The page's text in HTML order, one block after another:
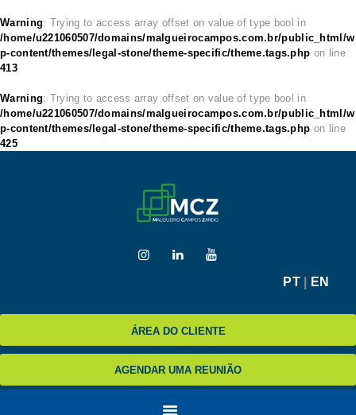
Warning: Trying to access array offset on value of type bool in
/home/u221060507/domains/malgueirocampos.com.br/public_html/w
p-content/themes/legal-stone/theme-specific/theme.tags.php on line
413
Warning: Trying to access array offset on value of type bool in
/home/u221060507/domains/malgueirocampos.com.br/public_html/w
p-content/themes/legal-stone/theme-specific/theme.tags.php on line
425
PT| EN
ÁREA DO CLIENTE
AGENDAR UMA REUNIÃO
HOME
MCZ
EXPERTISE